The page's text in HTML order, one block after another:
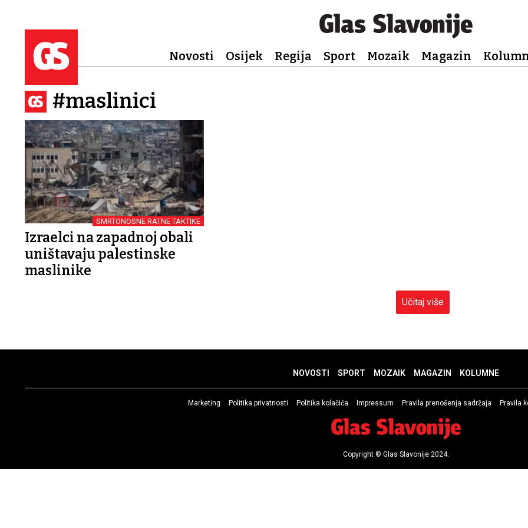
Novosti Osijek Regija Sport Mozaik Magazin
#maslinici
SMRTONOSNE RATNE TAKTIKE
Izraelci na zapadnoj obali
uništavaju palestinske
maslinike
Učitaj više
NOVOSTI SPORT MOZAIK MAGAZIN KOLUMNE
Marketing Politika privatnosti Politika kolačića Impressum Pravila prenošenja sadržaja Pravila
Copyright © Glas Slavonije 2024.